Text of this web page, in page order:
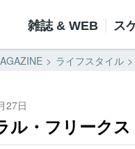
雑誌 & WEB ス
ライフスタイル
27日
ル・フリーク